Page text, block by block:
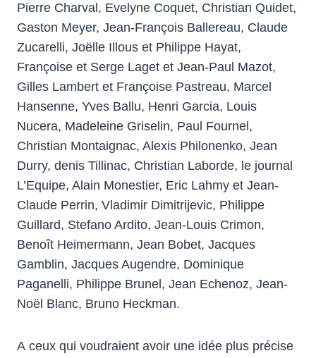
Pierre Charval, Evelyne Coquet, Christian Quidet,
Gaston Meyer, Jean-François Ballereau, Claude
Zucarelli, Joëlle Illous et Philippe Hayat,
Françoise et Serge Laget et Jean-Paul Mazot,
Gilles Lambert et Françoise Pastreau, Marcel
Hansenne, Yves Ballu, Henri Garcia, Louis
Nucera, Madeleine Griselin, Paul Fournel,
Christian Montaignac, Alexis Philonenko, Jean
Durry, denis Tillinac, Christian Laborde, le journal
L’Equipe, Alain Monestier, Eric Lahmy et Jean-
Claude Perrin, Vladimir Dimitrijevic, Philippe
Guillard, Stefano Ardito, Jean-Louis Crimon,
Benoît Heimermann, Jean Bobet, Jacques
Gamblin, Jacques Augendre, Dominique
Paganelli, Philippe Brunel, Jean Echenoz, Jean-
Noël Blanc, Bruno Heckman.
A ceux qui voudraient avoir une idée plus précise